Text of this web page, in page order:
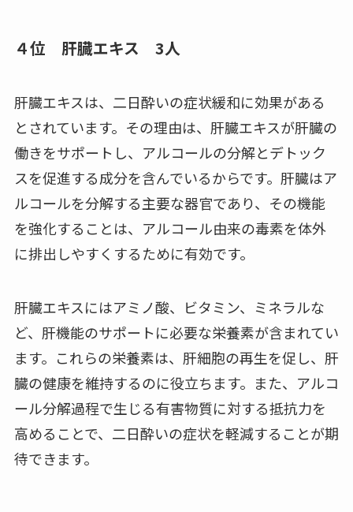
４位 肝臓エキス 3人
肝臓エキスは、二日酔いの症状緩和に効果がある
とされています。その理由は、肝臓エキスが肝臓の
働きをサポートし、アルコールの分解とデトック
スを促進する成分を含んでいるからです。肝臓はア
ルコールを分解する主要な器官であり、その機能
を強化することは、アルコール由来の毒素を体外
に排出しやすくするために有効です。
肝臓エキスにはアミノ酸、ビタミン、ミネラルな
ど、肝機能のサポートに必要な栄養素が含まれてい
ます。これらの栄養素は、肝細胞の再生を促し、肝
臓の健康を維持するのに役立ちます。また、アルコ
ール分解過程で生じる有害物質に対する抵抗力を
高めることで、二日酔いの症状を軽減することが期
待できます。